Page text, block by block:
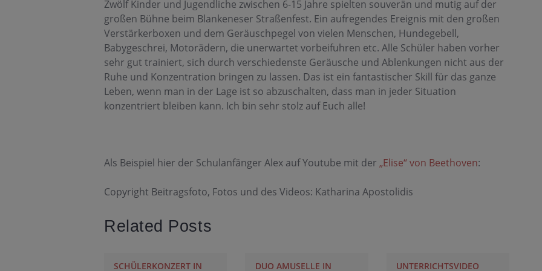
Zwölf Kinder und Jugendliche zwischen 6-15 Jahre spielten souverän und mutig auf der
großen Bühne beim Blankeneser Straßenfest. Ein aufregendes Ereignis mit den großen
Verstärkerboxen und dem Geräuschpegel von vielen Menschen, Hundegebell,
Babygeschrei, Motorädern, die unerwartet vorbeifuhren etc. Alle Schüler haben vorher
sehr gut trainiert, sich durch verschiedenste Geräusche und Ablenkungen nicht aus der
Ruhe und Konzentration bringen zu lassen. Das ist ein fantastischer Skill für das ganze
Leben, wenn man in der Lage ist so abzuschalten, dass man in jeder Situation
konzentriert bleiben kann. Ich bin sehr stolz auf Euch alle!
Als Beispiel hier der Schulanfänger Alex auf Youtube mit der „Elise“ von Beethoven:
Copyright Beitragsfoto, Fotos und des Videos: Katharina Apostolidis
Related Posts
SCHÜLERKONZERT IN DUO AMUSELLE IN UNTERRICHTSVIDEO